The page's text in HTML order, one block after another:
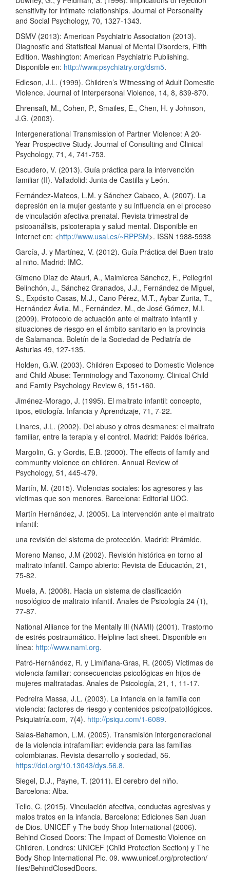
sensitivity for intimate relationships. Journal of Personality
and Social Psychology, 70, 1327-1343.
DSMV (2013): American Psychiatric Association (2013).
Diagnostic and Statistical Manual of Mental Disorders, Fifth
Edition. Washington: American Psychiatric Publishing.
Disponible en: http://www.psychiatry.org/dsm5.
Edleson, J.L. (1999). Children’s Witnessing of Adult Domestic
Violence. Journal of Interpersonal Violence, 14, 8, 839-870.
Ehrensaft, M., Cohen, P., Smailes, E., Chen, H. y Johnson,
J.G. (2003).
Intergenerational Transmission of Partner Violence: A 20-
Year Prospective Study. Journal of Consulting and Clinical
Psychology, 71, 4, 741-753.
Escudero, V. (2013). Guía práctica para la intervención
familiar (II). Valladolid: Junta de Castilla y León.
Fernández-Mateos, L.M. y Sánchez Cabaco, A. (2007). La
depresión en la mujer gestante y su influencia en el proceso
de vinculación afectiva prenatal. Revista trimestral de
psicoanálisis, psicoterapia y salud mental. Disponible en
Internet en: <http://www.usal.es/~RPPSM>. ISSN 1988-5938
García, J. y Martínez, V. (2012). Guía Práctica del Buen trato
al niño. Madrid: IMC.
Gimeno Díaz de Atauri, A., Malmierca Sánchez, F., Pellegrini
Belinchón, J., Sánchez Granados, J.J., Fernández de Miguel,
S., Expósito Casas, M.J., Cano Pérez, M.T., Aybar Zurita, T.,
Hernández Ávila, M., Fernández, M., de José Gómez, M.I.
(2009). Protocolo de actuación ante el maltrato infantil y
situaciones de riesgo en el ámbito sanitario en la provincia
de Salamanca. Boletín de la Sociedad de Pediatría de
Asturias 49, 127-135.
Holden, G.W. (2003). Children Exposed to Domestic Violence
and Child Abuse: Terminology and Taxonomy. Clinical Child
and Family Psychology Review 6, 151-160.
Jiménez-Morago, J. (1995). El maltrato infantil: concepto,
tipos, etiología. Infancia y Aprendizaje, 71, 7-22.
Linares, J.L. (2002). Del abuso y otros desmanes: el maltrato
familiar, entre la terapia y el control. Madrid: Paidós Ibérica.
Margolin, G. y Gordis, E.B. (2000). The effects of family and
community violence on children. Annual Review of
Psychology, 51, 445-479.
Martín, M. (2015). Violencias sociales: los agresores y las
víctimas que son menores. Barcelona: Editorial UOC.
Martín Hernández, J. (2005). La intervención ante el maltrato
infantil:
una revisión del sistema de protección. Madrid: Pirámide.
Moreno Manso, J.M (2002). Revisión histórica en torno al
maltrato infantil. Campo abierto: Revista de Educación, 21,
75-82.
Muela, A. (2008). Hacia un sistema de clasificación
nosológico de maltrato infantil. Anales de Psicología 24 (1),
77-87.
National Alliance for the Mentally Ill (NAMI) (2001). Trastorno
de estrés postraumático. Helpline fact sheet. Disponible en
línea: http://www.nami.org.
Patró-Hernández, R. y Limiñana-Gras, R. (2005) Víctimas de
violencia familiar: consecuencias psicológicas en hijos de
mujeres maltratadas. Anales de Psicología, 21, 1, 11-17.
Pedreira Massa, J.L. (2003). La infancia en la familia con
violencia: factores de riesgo y contenidos psico(pato)lógicos.
Psiquiatría.com, 7(4). http://psiqu.com/1-6089.
Salas-Bahamon, L.M. (2005). Transmisión intergeneracional
de la violencia intrafamiliar: evidencia para las familias
colombianas. Revista desarrollo y sociedad, 56.
https://doi.org/10.13043/dys.56.8.
Siegel, D.J., Payne, T. (2011). El cerebro del niño.
Barcelona: Alba.
Tello, C. (2015). Vinculación afectiva, conductas agresivas y
malos tratos en la infancia. Barcelona: Ediciones San Juan
de Dios. UNICEF y The body Shop International (2006).
Behind Closed Doors: The Impact of Domestic Violence on
Children. Londres: UNICEF (Child Protection Section) y The
Body Shop International Plc. 09. www.unicef.org/protection/
files/BehindClosedDoors.